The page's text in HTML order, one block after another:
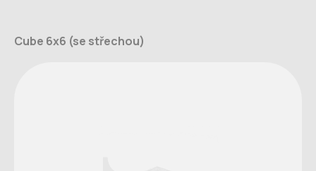
Cube 6x6 (se střechou)